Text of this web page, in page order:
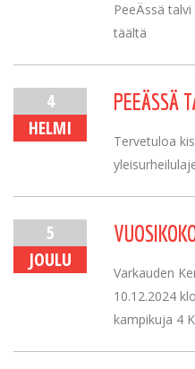
PeeÄssä
täältä
4
HELMI
PEEÄSSÄ
Tervetuloa
5
JOULU
Varkauden
10.12.2024
kampikuja 4